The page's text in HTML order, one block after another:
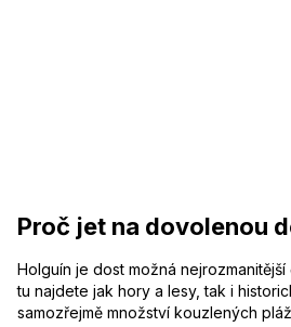
Proč jet na dovolenou
Holguín je dost možná nejrozmanitější
tu najdete jak hory a lesy, tak i
samozřejmě množství kouzlených